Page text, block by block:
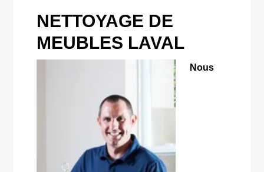
NETTOYAGE DE
MEUBLES LAVAL
Nous